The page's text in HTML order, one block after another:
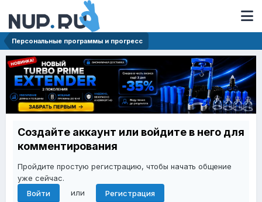
Персональные программы и прогресс
Создайте аккаунт или войдите в него для
комментирования
Пройдите простую регистрацию, чтобы начать общение
уже сейчас.
Войти
или Регистрация